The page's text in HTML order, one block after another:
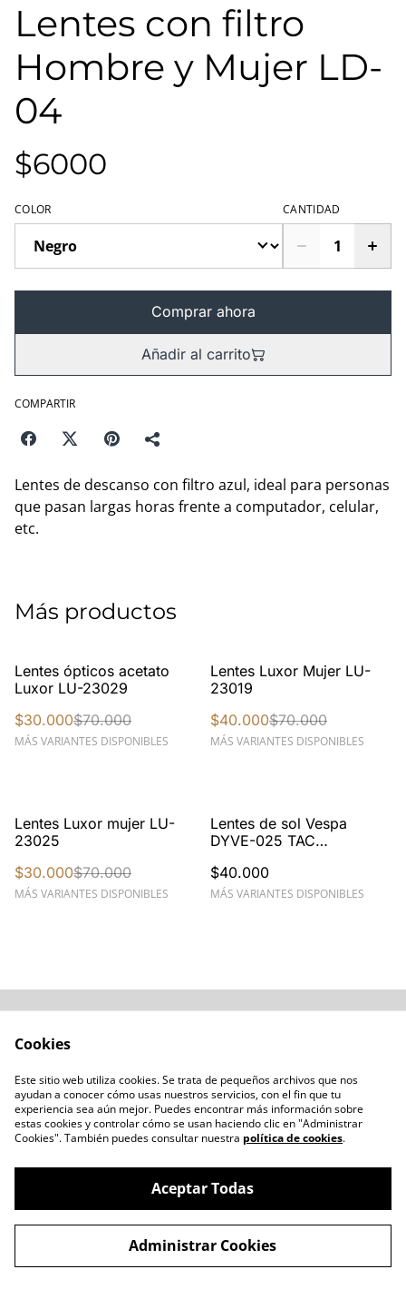
Lentes con filtro
Hombre y Mujer LD-
04
$6000
COLOR CANTIDAD
Comprar ahora
Añadir al carrito
COMPARTIR
Lentes de descanso con filtro azul, ideal para personas
que pasan largas horas frente a computador, celular,
etc.
Más productos
%
Lentes ópticos acetato
Luxor LU-23029
$30.000$70.000
MÁS VARIANTES DISPONIBLES
%
Lentes Luxor Mujer LU-
23019
$40.000$70.000
MÁS VARIANTES DISPONIBLES
%
Lentes Luxor mujer LU-
23025
$30.000$70.000
MÁS VARIANTES DISPONIBLES
Lentes de sol Vespa
DYVE-025 TAC
$40.000
MÁS VARIANTES DISPONIBLES
Condiciones
Política de Privacidad
Política de Cookies
Blogs
Cookies
Este sitio web utiliza cookies. Se trata de pequeños archivos que nos
ayudan a conocer cómo usas nuestros servicios, con el fin que tu
experiencia sea aún mejor. Puedes encontrar más información sobre
estas cookies y controlar cómo se usan haciendo clic en "Administrar
Cookies". También puedes consultar nuestra política de cookies.
Aceptar Todas
Administrar Cookies